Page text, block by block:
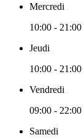
Mercredi
10:00 - 21:00
Jeudi
10:00 - 21:00
Vendredi
09:00 - 22:00
Samedi